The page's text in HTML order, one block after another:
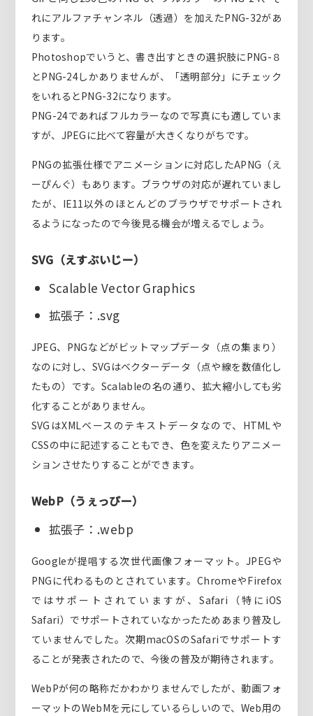
れにアルファチャンネル（透過）を加えたPNG-32があ
ります。
Photoshopでいうと、書き出すときの選択肢にPNG-８
とPNG-24しかありませんが、「透明部分」にチェック
をいれるとPNG-32になります。
PNG-24であればフルカラーなので写真にも適していま
すが、JPEGに比べて容量が大きくなりがちです。
PNGの拡張仕様でアニメーションに対応したAPNG（え
ーぴんぐ）もあります。ブラウザの対応が遅れていまし
たが、IE11以外のほとんどのブラウザでサポートされ
るようになったので今後見る機会が増えるでしょう。
SVG（えすぶいじー）
Scalable Vector Graphics
拡張子：.svg
JPEG、PNGなどがビットマップデータ（点の集まり）
なのに対し、SVGはベクターデータ（点や線を数値化し
たもの）です。Scalableの名の通り、拡大縮小しても劣
化することがありません。
SVGはXMLベースのテキストデータなので、HTMLや
CSSの中に記述することもでき、色を変えたりアニメー
ションさせたりすることができます。
WebP（うぇっぴー）
拡張子：.webp
Googleが提唱する次世代画像フォーマット。JPEGや
PNGに代わるものとされています。ChromeやFirefox
ではサポートされていますが、Safari（特にiOS
Safari）でサポートされていなかったためあまり普及し
ていませんでした。次期macOSのSafariでサポートす
ることが発表されたので、今後の普及が期待されます。
WebPが何の略称だかわかりませんでしたが、動画フォ
ーマットのWebMを元にしているらしいので、Web用の